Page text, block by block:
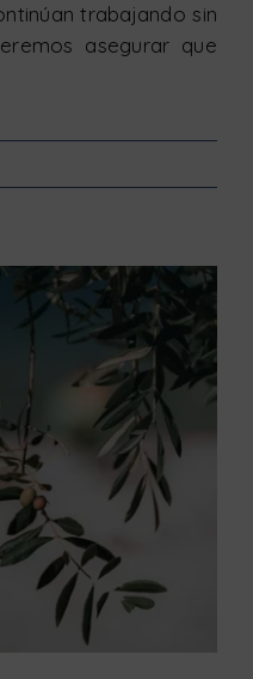
trabajando sin
asegurar que